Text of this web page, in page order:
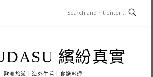
繽紛真實
歐洲旅遊｜海外生活｜食譜料理